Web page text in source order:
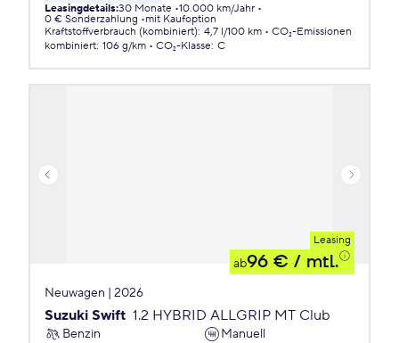
Leasingdetails:30 Monate 10.000 km/Jahr
0 € Sonderzahlung
mit Kaufoption
Kraftstoffverbrauch (kombiniert): 4,7 l/100 km
CO₂-Emissionen
kombiniert: 106 g/km CO₂-Klasse: C
Leasing
ab96 € / mtl.
Neuwagen | 2026
Suzuki Swift 1.2 HYBRID ALLGRIP MT Club
Benzin
Manuell